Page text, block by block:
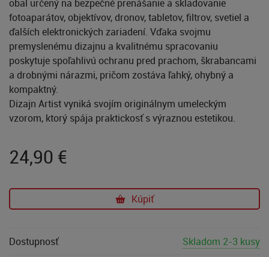
obal určený na bezpečné prenášanie a skladovanie
fotoaparátov, objektívov, dronov, tabletov, filtrov, svetiel a
ďalších elektronických zariadení. Vďaka svojmu
premyslenému dizajnu a kvalitnému spracovaniu
poskytuje spoľahlivú ochranu pred prachom, škrabancami
a drobnými nárazmi, pričom zostáva ľahký, ohybný a
kompaktný.
Dizajn Artist vyniká svojím originálnym umeleckým
vzorom, ktorý spája praktickosť s výraznou estetikou.
24,90 €
Kúpiť
Dostupnosť Skladom 2-3 kusy